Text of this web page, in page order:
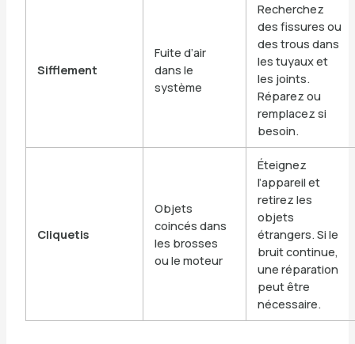
Sifflement
Fuite d’air
dans le
système
Recherchez
des fissures ou
des trous dans
les tuyaux et
les joints.
Réparez ou
remplacez si
besoin.
Cliquetis
Objets
coincés dans
les brosses
ou le moteur
Éteignez
l’appareil et
retirez les
objets
étrangers. Si le
bruit continue,
une réparation
peut être
nécessaire.